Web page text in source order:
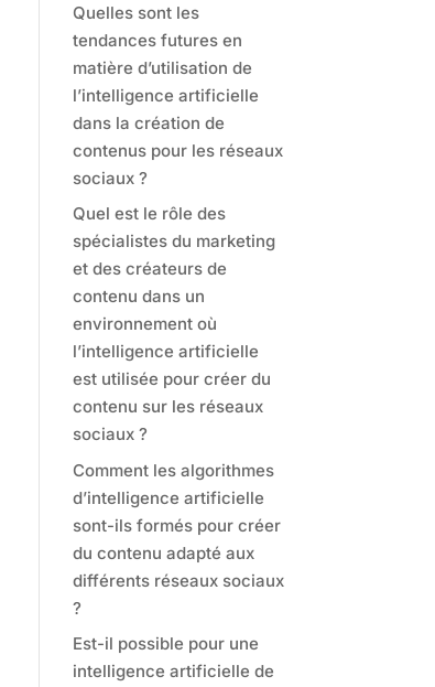
Quelles sont les
tendances futures en
matière d’utilisation de
l’intelligence artificielle
dans la création de
contenus pour les réseaux
sociaux ?
Quel est le rôle des
spécialistes du marketing
et des créateurs de
contenu dans un
environnement où
l’intelligence artificielle
est utilisée pour créer du
contenu sur les réseaux
sociaux ?
Comment les algorithmes
d’intelligence artificielle
sont-ils formés pour créer
du contenu adapté aux
différents réseaux sociaux
?
Est-il possible pour une
intelligence artificielle de